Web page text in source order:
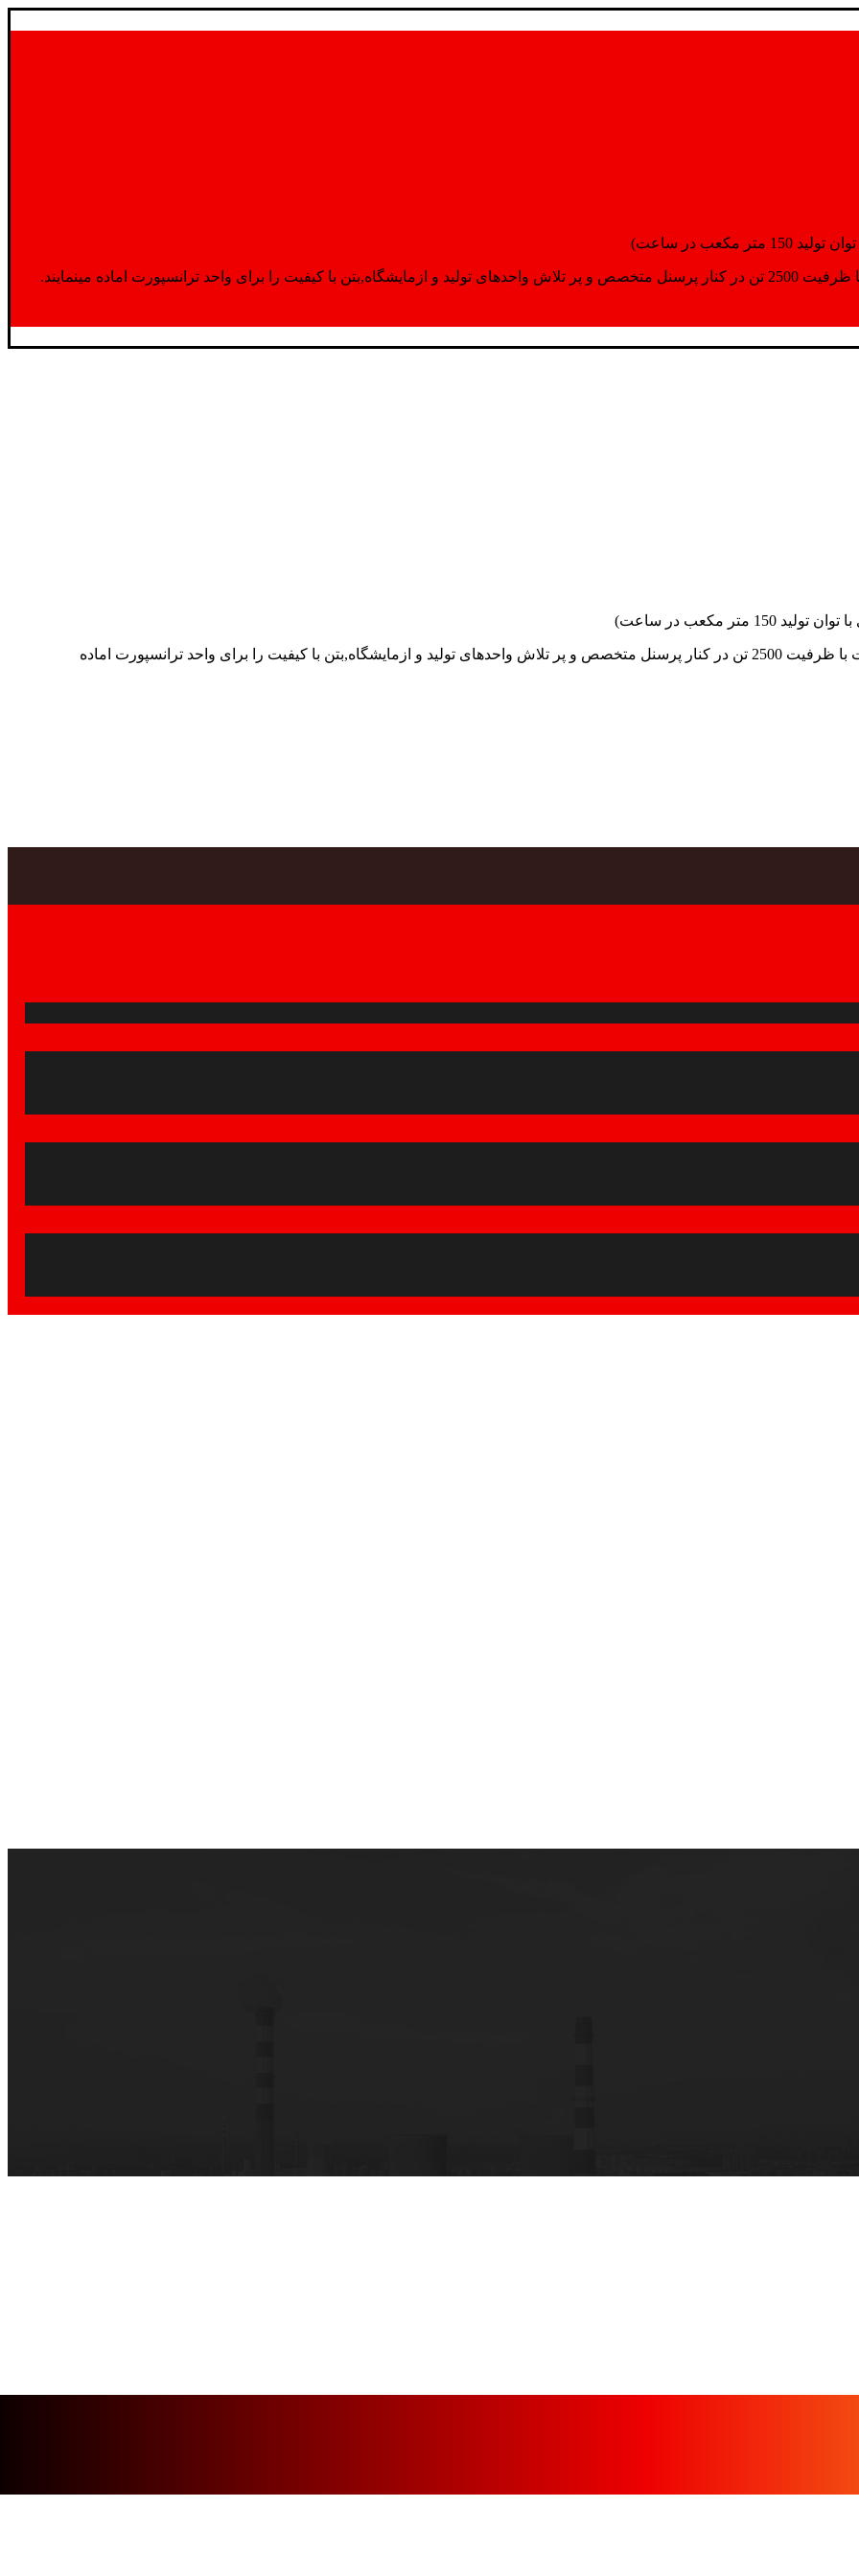
اماده مینمایند.
جهاد بتن با فضای کارگاهی و به کار گیری سه دستگاه بچینگ پلانت با ظرفیت 2500 تن در کنار پرسنل متخصص و پر تلاش واحدهای تولید و ازمایشگاه,بتن با کیفیت را برای واحد ترانسپورت اماده